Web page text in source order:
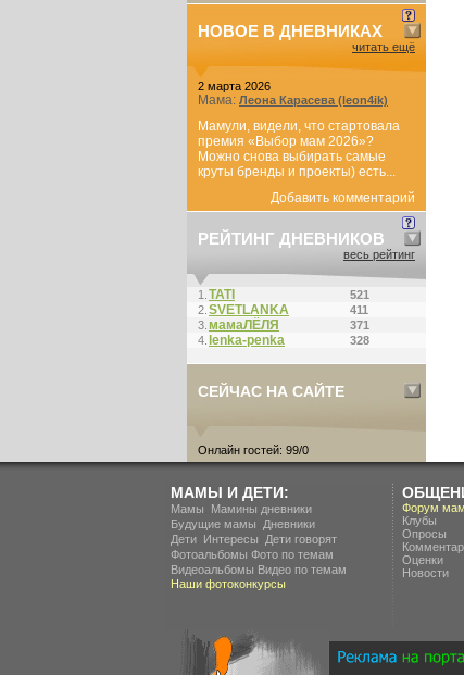
НОВОЕ В ДНЕВНИКАХ
читать ещё
2 марта 2026
Мама: Леона Карасева (leon4ik)
Мамули, видели, что стартовала
премия «Выбор мам 2026»?
Можно снова выбирать самые
круты бренды и проекты) есть...
Добавить комментарий
РЕЙТИНГ ДНЕВНИКОВ
весь рейтинг
1. ТАТI
521
2. SVETLANKA
411
3. мамаЛЁЛЯ
371
4. lenka-penka 328
СЕЙЧАС НА САЙТЕ
Онлайн гостей: 99/0
МАМЫ И ДЕТИ:
Мамы
Мамины дневники
Будущие мамы
Дневники
Дети Интересы
Дети говорят
Фотоальбомы Фото по темам
Видеоальбомы Видео по темам
Наши фотоконкурсы
Форум мам
Клубы
Опросы
Оценки
Новости